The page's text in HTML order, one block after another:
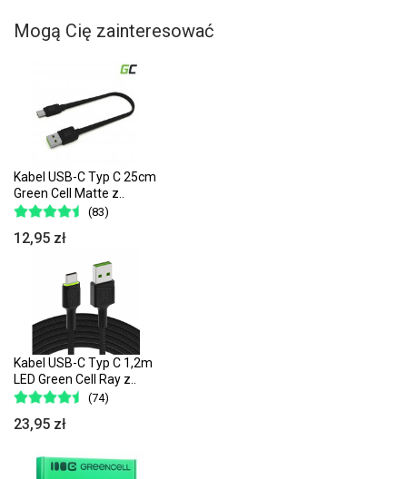
Mogą Cię zainteresować
Kabel USB-C Typ C 25cm
Green Cell Matte z..
(83)
12,95 zł
Kabel USB-C Typ C 1,2m
LED Green Cell Ray z..
(74)
23,95 zł